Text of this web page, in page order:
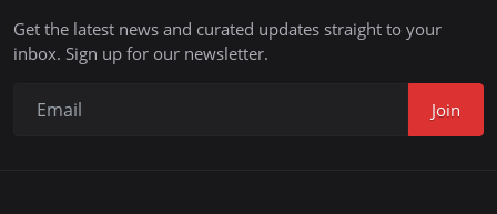
Get the latest news and curated updates straight to your
inbox. Sign up for our newsletter.
Join